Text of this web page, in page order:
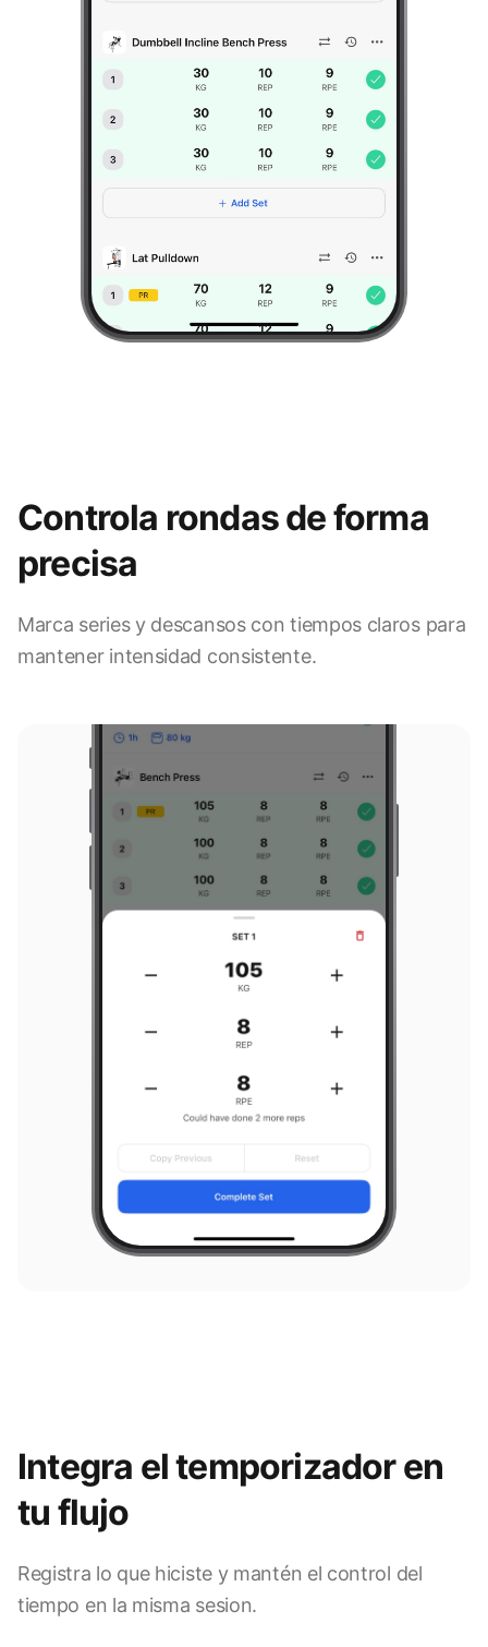
Controla rondas de forma
precisa
Marca series y descansos con tiempos claros para
mantener intensidad consistente.
9:41
Integra el temporizador en
tu flujo
Registra lo que hiciste y mantén el control del
tiempo en la misma sesion.